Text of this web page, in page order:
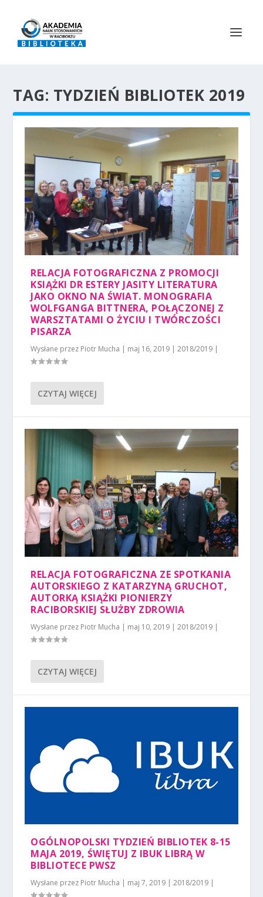
TAG: TYDZIEŃ BIBLIOTEK 2019
RELACJA FOTOGRAFICZNA Z PROMOCJI
KSIĄŻKI DR ESTERY JASITY LITERATURA
JAKO OKNO NA ŚWIAT. MONOGRAFIA
WOLFGANGA BITTNERA, POŁĄCZONEJ Z
WARSZTATAMI O ŻYCIU I TWÓRCZOŚCI
PISARZA
Wysłane przez Piotr Mucha | maj 16, 2019 |2018/2019 |
CZYTAJ WIĘCEJ
RELACJA FOTOGRAFICZNA ZE SPOTKANIA
AUTORSKIEGO Z KATARZYNĄ GRUCHOT,
AUTORKĄ KSIĄŻKI PIONIERZY
RACIBORSKIEJ SŁUŻBY ZDROWIA
Wysłane przez Piotr Mucha | maj 10, 2019 |2018/2019 |
CZYTAJ WIĘCEJ
OGÓLNOPOLSKI TYDZIEŃ BIBLIOTEK 8-15
MAJA 2019, ŚWIĘTUJ Z IBUK LIBRĄ W
BIBLIOTECE PWSZ
Wysłane przez Piotr Mucha | maj 7, 2019 |2018/2019 |